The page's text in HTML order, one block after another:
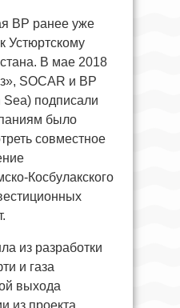
BP ранее уже
Устюртскому
В мае 2018
SOCAR и BP
подписали
было
совместное
Косбулакского
из разработки
и газа
выхода
из проекта